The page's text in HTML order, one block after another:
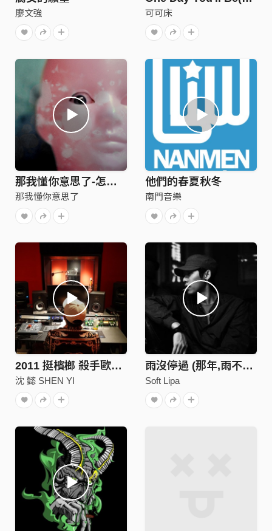
廖文強 可可床
那我懂你意思了-怎麼都沒有了
那我懂你意思了
他們的春夏秋冬
南門音樂
2011 挺檳榔 殺手歐陽盆栽 電影插曲 完整版 ( 沈懿 )
沈 懿 SHEN YI
雨沒停過 (那年,雨不停國 主題曲)
Soft Lipa